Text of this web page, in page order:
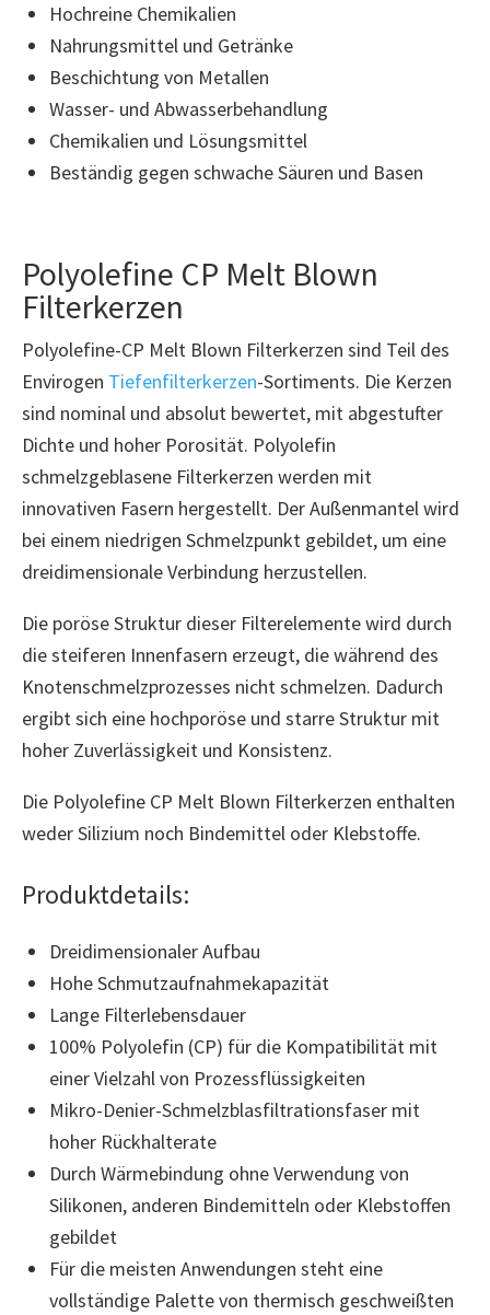
Hochreine Chemikalien
Nahrungsmittel und Getränke
Beschichtung von Metallen
Wasser- und Abwasserbehandlung
Chemikalien und Lösungsmittel
Beständig gegen schwache Säuren und Basen
Polyolefine CP Melt Blown
Filterkerzen
Polyolefine-CP Melt Blown Filterkerzen sind Teil des
Envirogen Tiefenfilterkerzen-Sortiments. Die Kerzen
sind nominal und absolut bewertet, mit abgestufter
Dichte und hoher Porosität. Polyolefin
schmelzgeblasene Filterkerzen werden mit
innovativen Fasern hergestellt. Der Außenmantel wird
bei einem niedrigen Schmelzpunkt gebildet, um eine
dreidimensionale Verbindung herzustellen.
Die poröse Struktur dieser Filterelemente wird durch
die steiferen Innenfasern erzeugt, die während des
Knotenschmelzprozesses nicht schmelzen. Dadurch
ergibt sich eine hochporöse und starre Struktur mit
hoher Zuverlässigkeit und Konsistenz.
Die Polyolefine CP Melt Blown Filterkerzen enthalten
weder Silizium noch Bindemittel oder Klebstoffe.
Produktdetails:
Dreidimensionaler Aufbau
Hohe Schmutzaufnahmekapazität
Lange Filterlebensdauer
100% Polyolefin (CP) für die Kompatibilität mit
einer Vielzahl von Prozessflüssigkeiten
Mikro-Denier-Schmelzblasfiltrationsfaser mit
hoher Rückhalterate
Durch Wärmebindung ohne Verwendung von
Silikonen, anderen Bindemitteln oder Klebstoffen
gebildet
Für die meisten Anwendungen steht eine
vollständige Palette von thermisch geschweißten